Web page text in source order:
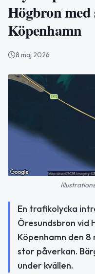
Högbron
Köpenhamn
8 maj 2026
En trafikolycka
Öresundsbron vid
Köpenhamn den
stor påverkan.
under kvällen.